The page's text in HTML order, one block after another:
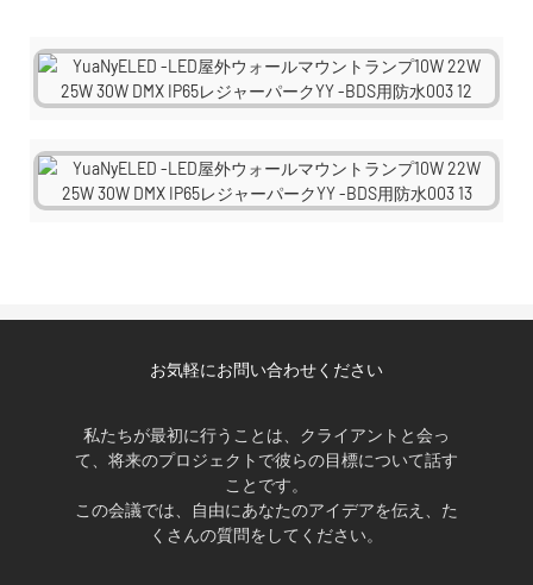
お気軽にお問い合わせください
私たちが最初に行うことは、クライアントと会っ
て、将来のプロジェクトで彼らの目標について話す
ことです。
この会議では、自由にあなたのアイデアを伝え、た
くさんの質問をしてください。